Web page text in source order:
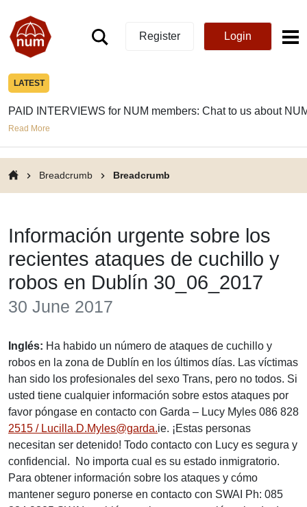
Register Login
LATEST
PAID INTERVIEWS for NUM members: Chat to us about
Read More
Breadcrumb Breadcrumb
Información urgente sobre los
recientes ataques de cuchillo y
robos en Dublín 30_06_2017
30 June 2017
Inglés: Ha habido un número de ataques de cuchillo y
robos en la zona de Dublín en los últimos días. Las víctimas
han sido los profesionales del sexo Trans, pero no todos. Si
usted tiene cualquier información sobre estos ataques por
favor póngase en contacto con Garda – Lucy Myles 086 828
2515 / Lucilla.D.Myles@garda.ie. ¡Estas personas
necesitan ser detenido! Todo contacto con Lucy es segura y
confidencial. No importa cual es su estado inmigratorio.
Para obtener información sobre los ataques y cómo
mantener seguro ponerse en contacto con SWAI Ph: 085